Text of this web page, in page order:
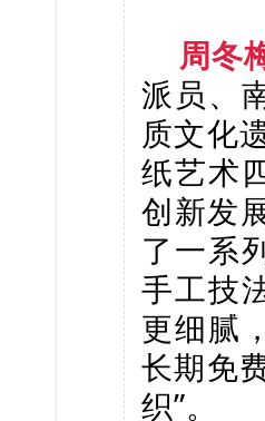
周冬
派员、
质文化
纸艺术
创新发
了一系
手工技
更细腻
长期免
织”。